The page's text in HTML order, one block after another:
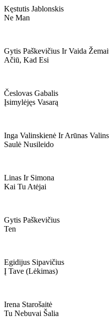
Kęstutis Jablonskis
Ne Man
Gytis Paškevičius Ir Vaida
Ačiū, Kad Esi
Česlovas Gabalis
Įsimylėjęs Vasarą
Inga Valinskienė Ir Arūnas
Saulė Nusileido
Linas Ir Simona
Kai Tu Atėjai
Gytis Paškevičius
Ten
Egidijus Sipavičius
Į Tave (lėkimas)
Irena Starošaitė
Tu Nebuvai Šalia